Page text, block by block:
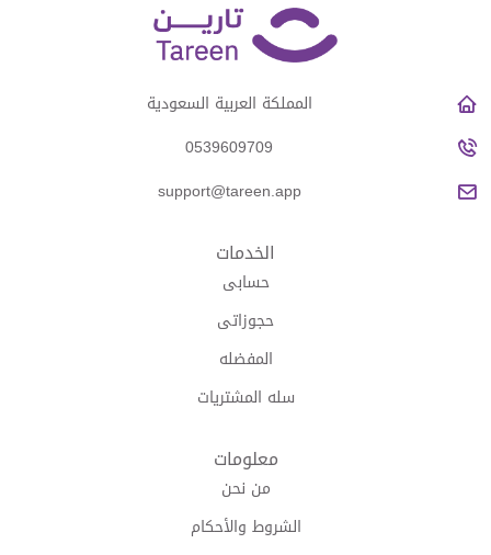
المملكة العربية السعودية
0539609709
support@tareen.app
الخدمات
حسابى
حجوزاتى
المفضله
سله المشتريات
معلومات
من نحن
الشروط والأحكام